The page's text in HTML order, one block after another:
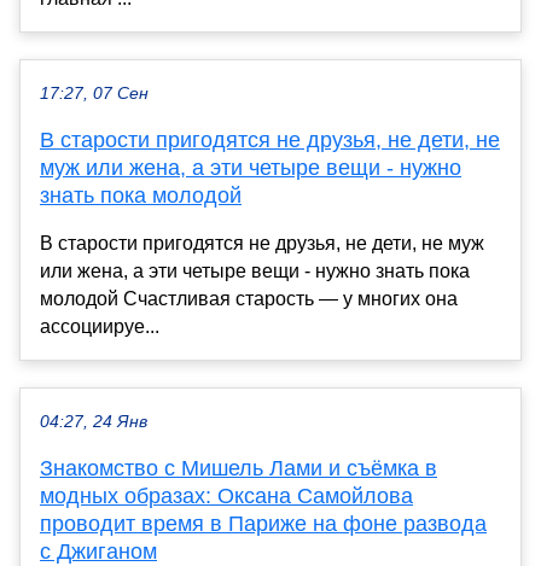
17:27, 07 Сен
В старости пригодятся не друзья, не дети, не
муж или жена, а эти четыре вещи - нужно
знать пока молодой
В старости пригодятся не друзья, не дети, не муж
или жена, а эти четыре вещи - нужно знать пока
молодой Счастливая старость — у многих она
ассоциируе...
04:27, 24 Янв
Знакомство с Мишель Лами и съёмка в
модных образах: Оксана Самойлова
проводит время в Париже на фоне развода
с Джиганом